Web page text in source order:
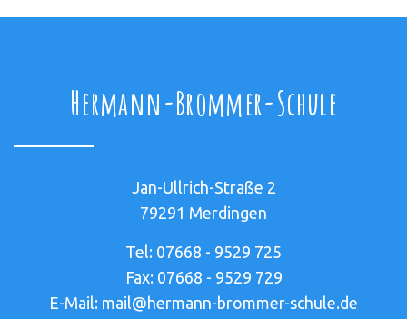
Hermann-Brommer-Schule
Jan-Ullrich-Straße 2
79291 Merdingen
Tel: 07668 - 9529 725
Fax: 07668 - 9529 729
E-Mail: mail@hermann-brommer-schule.de